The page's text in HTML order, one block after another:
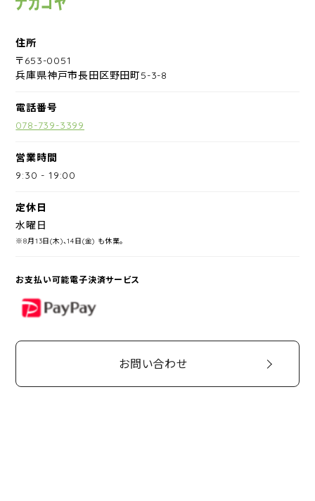
住所
〒653-0051
兵庫県神戸市長田区野田町5-3-8
電話番号
078-739-3399
営業時間
9:30 -19:00
定休日
水曜日
※8月13日(木)、14日(金) も休業。
お支払い可能電子決済サービス
PayPay
お問い合わせ